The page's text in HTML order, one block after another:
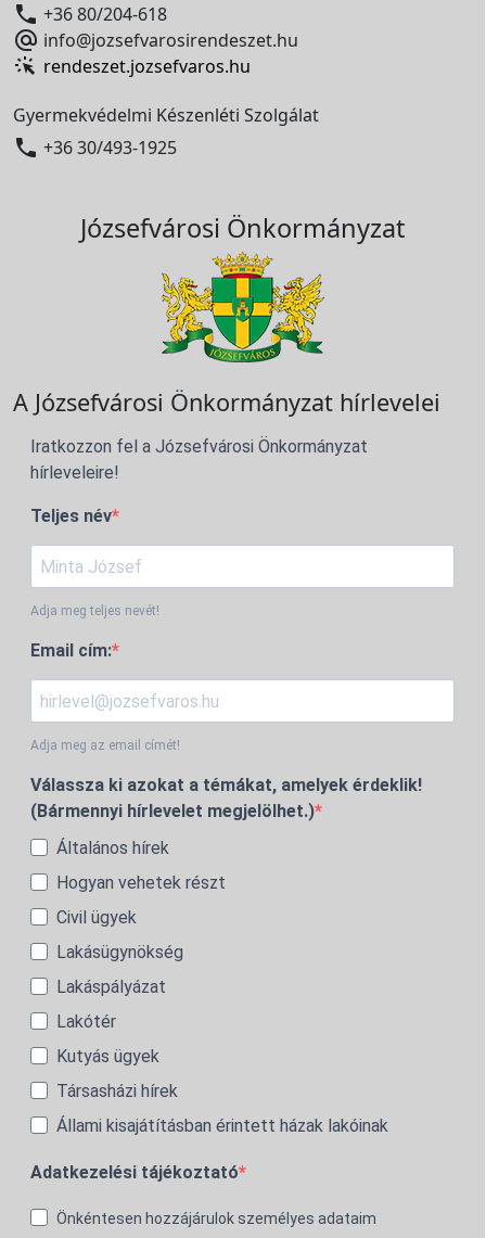
 +36 80/204-618
 info@jozsefvarosirendeszet.hu
rendeszet.jozsefvaros.hu
Gyermekvédelmi Készenléti Szolgálat
 +36 30/493-1925
Józsefvárosi Önkormányzat
A Józsefvárosi Önkormányzat hírlevelei
Iratkozzon fel a Józsefvárosi Önkormányzat
hírleveleire!
Teljes név
Adja meg teljes nevét!
Email cím:
Adja meg az email címét!
Válassza ki azokat a témákat, amelyek érdeklik!
(Bármennyi hírlevelet megjelölhet.)
Általános hírek
Hogyan vehetek részt
Civil ügyek
Lakásügynökség
Lakáspályázat
Lakótér
Kutyás ügyek
Társasházi hírek
Állami kisajátításban érintett házak lakóinak
Adatkezelési tájékoztató
Önkéntesen hozzájárulok személyes adataim